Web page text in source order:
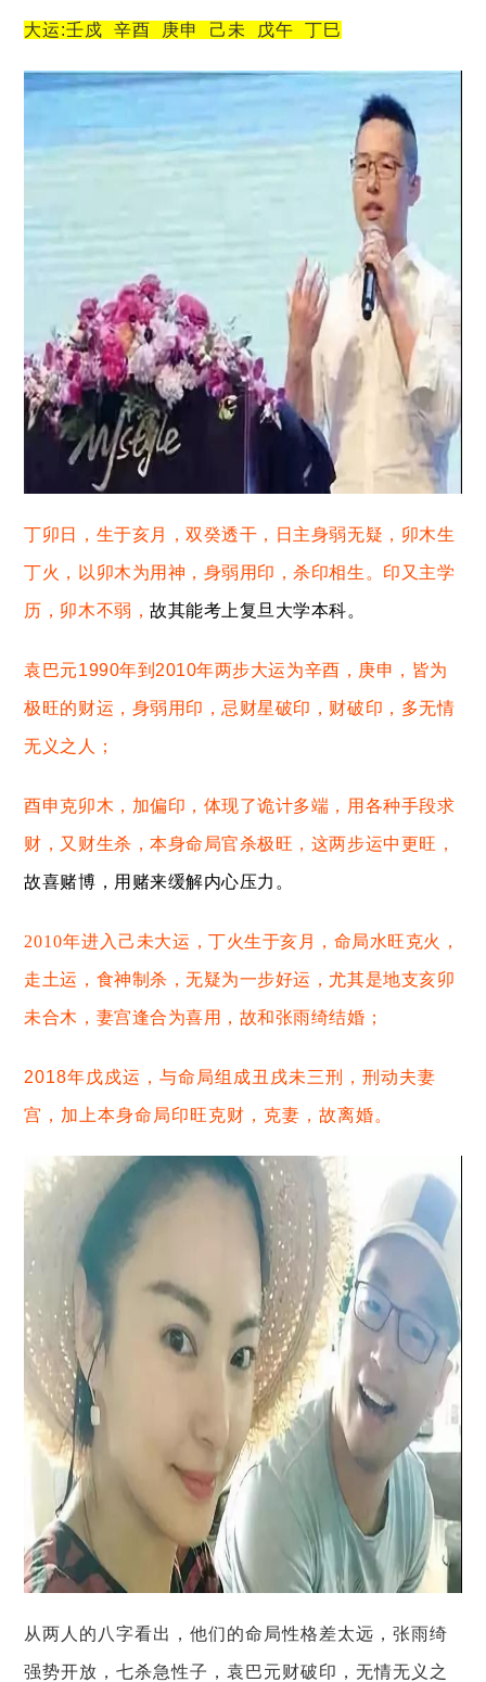
大运:壬戍 辛酉 庚申 己未 戊午 丁巳
丁卯日 ， 生于亥月，双癸透干，日主身弱无疑，卯木生
丁火，以卯木为用神，身弱用印，杀印相生。印又主学
历，卯木不弱，故其能考上复旦大学本科。
袁巴元1990年到2010年两步大运为辛酉，庚申，皆为
极旺的财运，身弱用印， 忌财星破印，财破印，多无情
无义之人 ；
酉申克卯木，加偏印， 体现了诡计多端， 用 各种手段求
财，又财生杀，本身命局官杀极旺，这两步运中更旺，
故喜赌博，用赌来缓解内心压力 。
2010年进入 己未大运，丁火生于亥月，命局水旺克火，
走土运，食神制杀，无疑为一步好运，尤其是地支亥卯
未合木，妻宫逢合为喜用， 故和张雨绮结婚；
2018年戊戍运，与命局组成丑戌未三刑，刑动夫妻
宫，加上本身命局印旺克财，克妻，故离婚。
从两人的八字看出，他们的命局性格差太远，张雨绮
强势开放，七杀急性子，袁巴元财破印，无情无义之